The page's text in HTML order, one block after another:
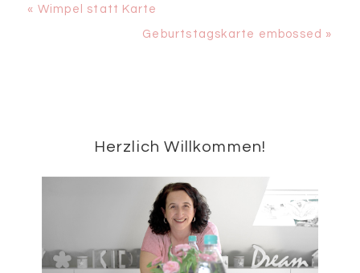
Vorheriger
« Wimpel statt Karte
Nächster
Geburtstagskarte embossed »
Herzlich Willkommen!